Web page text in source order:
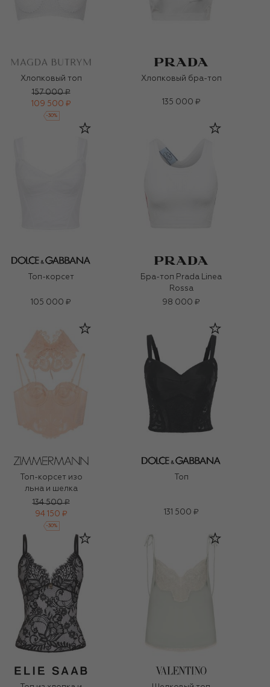
Хлопковый топ
157 000 ₽
109 500 ₽
-30%
Хлопковый бра-топ
135 000 ₽
Топ-корсет
105 000 ₽
Бра-топ Prada Linea
Rossa
98 000 ₽
Топ-корсет изо
льна и шелка
134 500 ₽
94 150 ₽
-30%
Топ
131 500 ₽